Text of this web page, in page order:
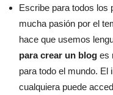
Escribe para todos los
mucha pasión por el
hace que usemos
para crear un blog es
para todo el mundo. El
cualquiera puede